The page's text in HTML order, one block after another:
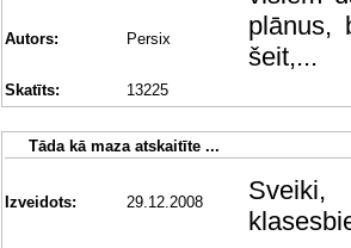
plānus,
šeit,...
Autors: Persix
Skatīts: 13225
Tāda kā maza atskaitīte ...
Izveidots: 29.12.2008